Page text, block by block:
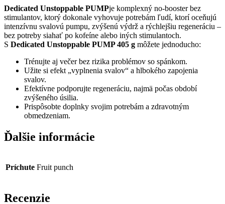
Dedicated Unstoppable PUMPje komplexný no-booster bez
stimulantov, ktorý dokonale vyhovuje potrebám ľudí, ktorí oceňujú
intenzívnu svalovú pumpu, zvýšenú výdrž a rýchlejšiu regeneráciu –
bez potreby siahať po kofeíne alebo iných stimulantoch.
S Dedicated Unstoppable PUMP 405 g môžete jednoducho:
Trénujte aj večer bez rizika problémov so spánkom.
Užite si efekt „vyplnenia svalov“ a hlbokého zapojenia
svalov.
Efektívne podporujte regeneráciu, najmä počas období
zvýšeného úsilia.
Prispôsobte doplnky svojim potrebám a zdravotným
obmedzeniam.
Ďalšie informácie
Príchute Fruit punch
Recenzie